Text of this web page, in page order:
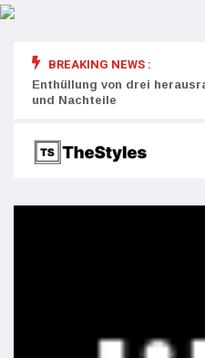
BREAKING NEWS :
Enthüllung von drei
und Nachteile